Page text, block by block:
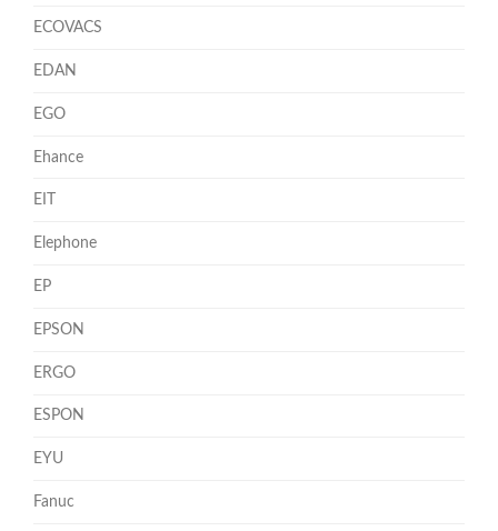
ECOVACS
EDAN
EGO
Ehance
EIT
Elephone
EP
EPSON
ERGO
ESPON
EYU
Fanuc